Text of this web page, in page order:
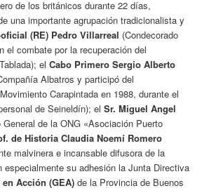
de los británicos durante 22 días,
una importante agrupación tradicionalista y
(RE) Pedro Villarreal (Condecorado
el combate por la recuperación del
elCabo Primero Sergio Alberto
Albatros y participó del
Carapintada en 1988, durante el
de Seineldín); elSr. Miguel Angel
General de la ONG «Asociación Puerto
de Historia Claudia Noemí Romero
malvinera e incansable difusora de la
especialmente su adhesión la Junta Directiva
Acción (GEA) de la Provincia de Buenos